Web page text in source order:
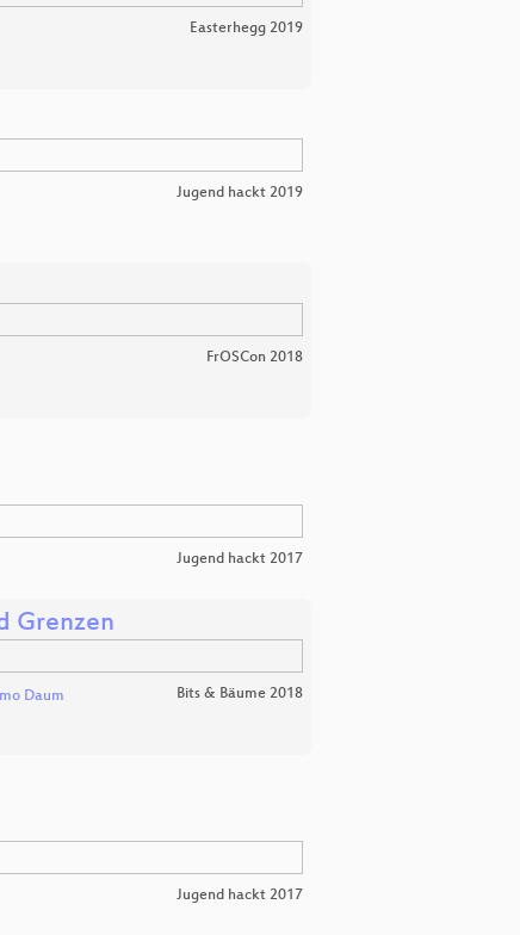
Easterhegg 2019
Jugend hackt 2019
FrOSCon 2018
Jugend hackt 2017
Grenzen
Daum Bits & Bäume 2018
Jugend hackt 2017